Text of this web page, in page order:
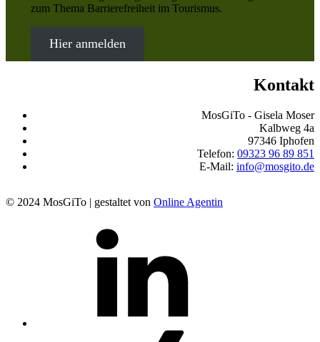
zum Thema Barrierefreiheit im Tourismus.
Hier anmelden
Kontakt
MosGiTo - Gisela Moser
Kalbweg 4a
97346 Iphofen
Telefon: 09323 96 89 851
E-Mail: info@mosgito.de
© 2024 MosGiTo | gestaltet von Online Agentin